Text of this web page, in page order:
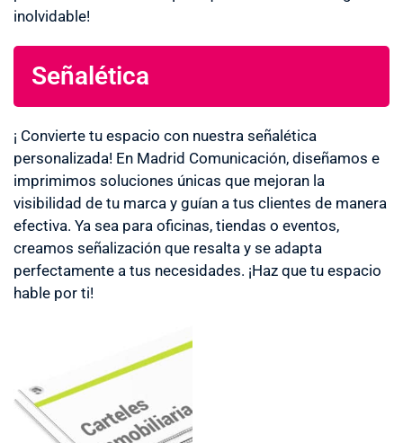
inolvidable!
Señalética
¡ Convierte tu espacio con nuestra señalética
personalizada! En Madrid Comunicación, diseñamos e
imprimimos soluciones únicas que mejoran la
visibilidad de tu marca y guían a tus clientes de manera
efectiva. Ya sea para oficinas, tiendas o eventos,
creamos señalización que resalta y se adapta
perfectamente a tus necesidades. ¡Haz que tu espacio
hable por ti!